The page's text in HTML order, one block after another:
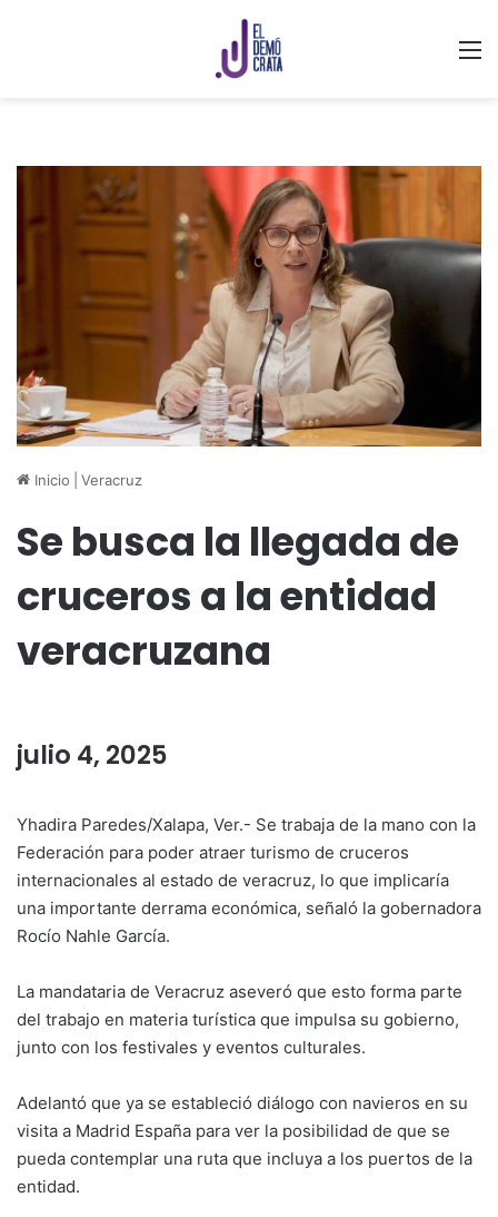
Inicio Veracruz
Se busca la llegada de
cruceros a la entidad
veracruzana
julio 4, 2025
Yhadira Paredes/Xalapa, Ver.- Se trabaja de la mano con la
Federación para poder atraer turismo de cruceros
internacionales al estado de veracruz, lo que implicaría
una importante derrama económica, señaló la gobernadora
Rocío Nahle García.
La mandataria de Veracruz aseveró que esto forma parte
del trabajo en materia turística que impulsa su gobierno,
junto con los festivales y eventos culturales.
Adelantó que ya se estableció diálogo con navieros en su
visita a Madrid España para ver la posibilidad de que se
pueda contemplar una ruta que incluya a los puertos de la
entidad.